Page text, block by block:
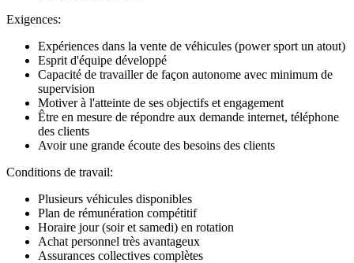
Exigences:
Expériences dans la vente de véhicules (power sport un atout)
Esprit d'équipe développé
Capacité de travailler de façon autonome avec minimum de
supervision
Motiver à l'atteinte de ses objectifs et engagement
Être en mesure de répondre aux demande internet, téléphone
des clients
Avoir une grande écoute des besoins des clients
Conditions de travail:
Plusieurs véhicules disponibles
Plan de rémunération compétitif
Horaire jour (soir et samedi) en rotation
Achat personnel très avantageux
Assurances collectives complètes